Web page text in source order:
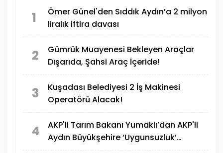
Gecede, klasik müziğin sevilen eserleri modern
düzenlemelerle yeniden yorumlanırken,
ulaştığı, unutulmaz bir atmosferin parçası
olacak.
1
Ömer Günel'den Sıddık Aydın’a 2 milyon
liralık iftira davası
2
Gümrük Muayenesi Bekleyen Araçlar
Dışarıda, Şahsi Araç İçeride!
3
Kuşadası Belediyesi 2 İş Makinesi
Operatörü Alacak!
4
AKP'li Tarım Bakanı Yumaklı’dan AKP'li
Aydın Büyükşehire ‘Uygunsuzluk’